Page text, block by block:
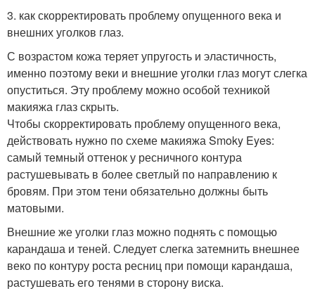
3. как скорректировать проблему опущенного века и
внешних уголков глаз.
С возрастом кожа теряет упругость и эластичность,
именно поэтому веки и внешние уголки глаз могут слегка
опуститься. Эту проблему можно особой техникой
макияжа глаз скрыть.
Чтобы скорректировать проблему опущенного века,
действовать нужно по схеме макияжа Smoky Eyes:
самый темный оттенок у ресничного контура
растушевывать в более светлый по направлению к
бровям. При этом тени обязательно должны быть
матовыми.
Внешние же уголки глаз можно поднять с помощью
карандаша и теней. Следует слегка затемнить внешнее
веко по контуру роста ресниц при помощи карандаша,
растушевать его тенями в сторону виска.